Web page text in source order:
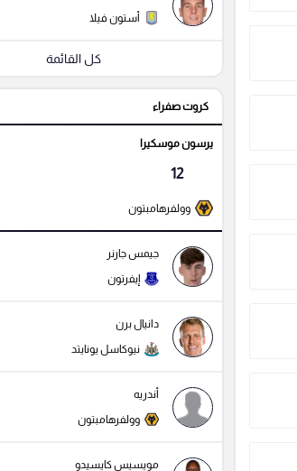
أستون فيلا
كل القائمة
كروت صفراء
يرسون موسكيرا
12
وولفرهامبتون
جيمس جارنر
إيفرتون
دانيال برن
نيوكاسل يونايتد
أندريه
وولفرهامبتون
مويسيس كايسيدو